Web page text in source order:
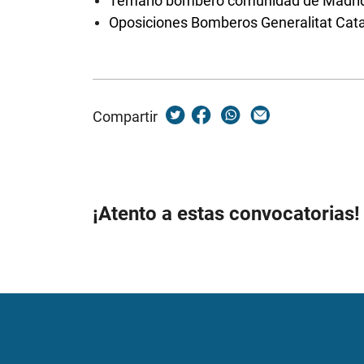
Oposiciones Bomberos Generalitat
Compartir
¡Atento a estas convocatorias!